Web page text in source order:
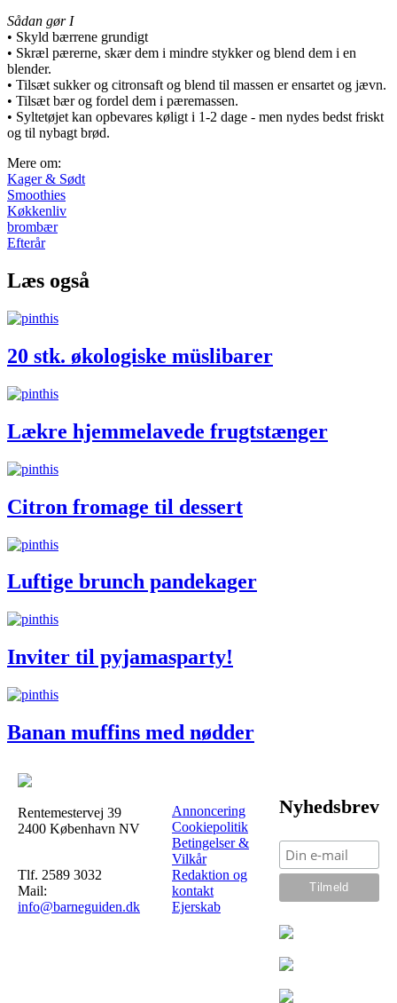
Sådan gør I
• Skyld bærrene grundigt
• Skræl pærerne, skær dem i mindre stykker og blend dem i en
blender.
• Tilsæt sukker og citronsaft og blend til massen er ensartet og jævn.
• Tilsæt bær og fordel dem i pæremassen.
• Syltetøjet kan opbevares køligt i 1-2 dage - men nydes bedst friskt
og til nybagt brød.
Mere om:
Kager & Sødt
Smoothies
Køkkenliv
brombær
Efterår
Læs også
20 stk. økologiske müslibarer
Lækre hjemmelavede frugtstænger
Citron fromage til dessert
Luftige brunch pandekager
Inviter til pyjamasparty!
Banan muffins med nødder
Rentemestervej 39
2400 København NV
Tlf. 2589 3032
Mail:
info@barneguiden.dk
Annoncering
Cookiepolitik
Betingelser &
Vilkår
Redaktion og
kontakt
Ejerskab
Nyhedsbrev